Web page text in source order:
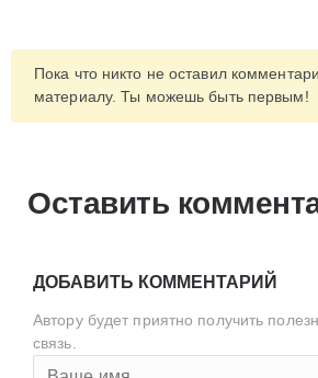
Пока что никто не оставил
материалу. Ты можешь быть первым!
Оставить
ДОБАВИТЬ КОММЕНТАРИЙ
Автору будет приятно получить
связь.